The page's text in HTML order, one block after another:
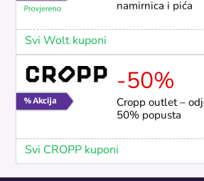
namirnica i pića
Svi Wolt kuponi
-50%
Cropp outlet –
50% popusta
Svi CROPP kuponi